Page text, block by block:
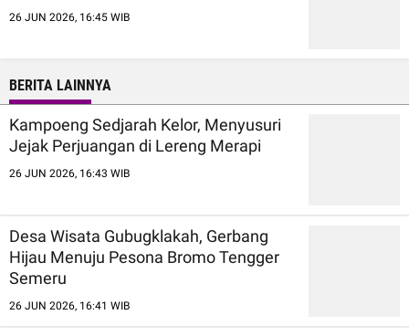
26 JUN 2026, 16:45 WIB
BERITA LAINNYA
Kampoeng Sedjarah Kelor, Menyusuri
Jejak Perjuangan di Lereng Merapi
26 JUN 2026, 16:43 WIB
Desa Wisata Gubugklakah, Gerbang
Hijau Menuju Pesona Bromo Tengger
Semeru
26 JUN 2026, 16:41 WIB